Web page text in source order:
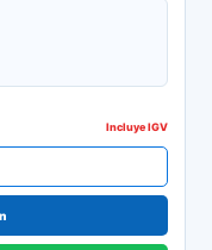
Incluye IGV